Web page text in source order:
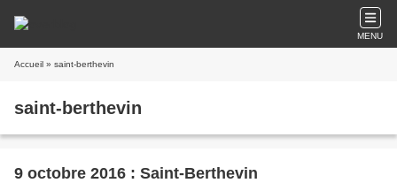
MENU
Accueil » saint-berthevin
saint-berthevin
9 octobre 2016 : Saint-Berthevin